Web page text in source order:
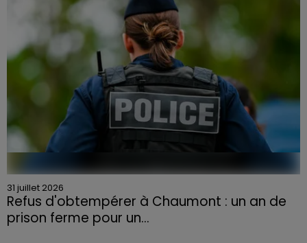
31 juillet 2026
Refus d'obtempérer à Chaumont : un an de
prison ferme pour un...